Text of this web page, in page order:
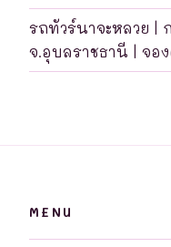
รถทัวร์นาจะหลวย |
จ.อุบลราชธานี | จอ
MENU